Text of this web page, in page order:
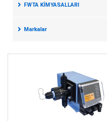
FWTA KİMYASALLARI
Markalar